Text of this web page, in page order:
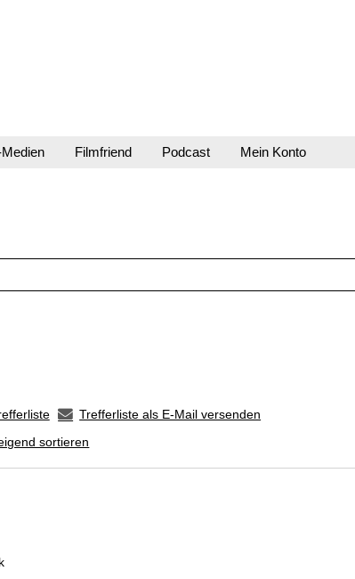
Filmfriend Podcast Mein Konto
Trefferliste als E-Mail versenden
sortieren